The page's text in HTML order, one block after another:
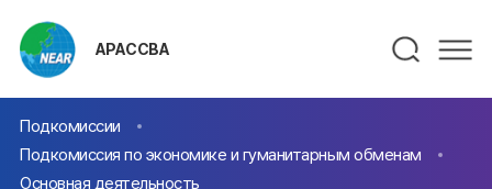
АРАССВА
Подкомиссии
Подкомиссия по экономике и гуманитарным обменам
Основная деятельность